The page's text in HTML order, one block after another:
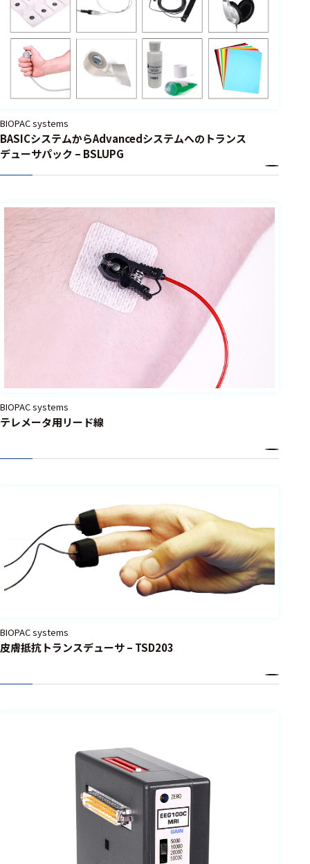
BIOPAC systems
BASICシステムからAdvancedシステムへのトランス
デューサパック – BSLUPG
BIOPAC systems
テレメータ用リード線
BIOPAC systems
皮膚抵抗トランスデューサ – TSD203